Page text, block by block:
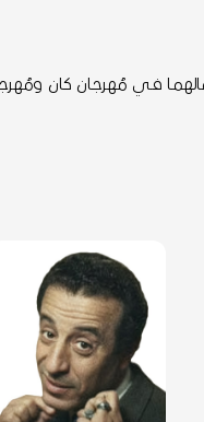
فـي مُهرجـان كان